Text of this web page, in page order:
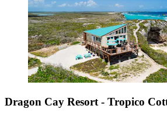
Dragon Cay Resort - Tropico